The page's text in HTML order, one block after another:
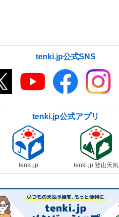
tenki.jp公式SNS
tenki.jp公式アプリ
tenki.jp tenki.jp 登山天気